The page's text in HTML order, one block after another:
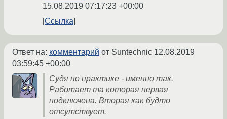
15.08.2019 07:17:23 +00:00
Ссылка
Ответ на: комментарий от Suntechnic 12.08.2019
03:59:45 +00:00
Судя по практике - именно так.
Работает та которая первая
подключена. Вторая как будто
отсутствует.